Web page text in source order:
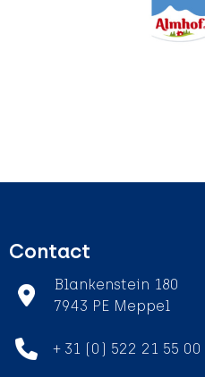
Contact
Blankenstein 180
7943 PE Meppel
+ 31 (0) 522 21 55 00